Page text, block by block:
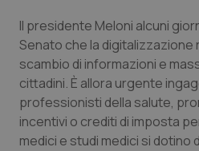
Lombardia
Marche
Molise
Piemonte
Dolore
Donna & Salute
Epatiti
HIV
Il presidente Meloni alcuni
Senato che la digitalizzazione
scambio di informazioni e
cittadini. È allora urgente
professionisti della salute,
incentivi o crediti di imposta
medici e studi medici si dotino